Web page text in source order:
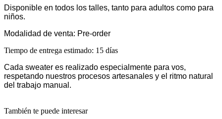
Disponible en todos los talles, tanto para adultos como para
niños.
Modalidad de venta: Pre-order
Tiempo de entrega estimado: 15 días
Cada sweater es realizado especialmente para vos,
respetando nuestros procesos artesanales y el ritmo natural
del trabajo manual.
También te puede interesar